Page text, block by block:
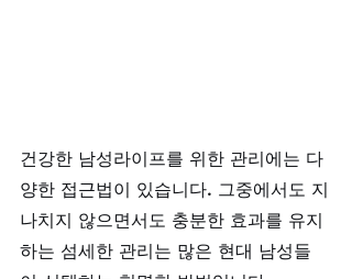
건강한 남성라이프를 위한 관리에는 다
양한 접근법이 있습니다. 그중에서도 지
나치지 않으면서도 충분한 효과를 유지
하는 섬세한 관리는 많은 현대 남성들